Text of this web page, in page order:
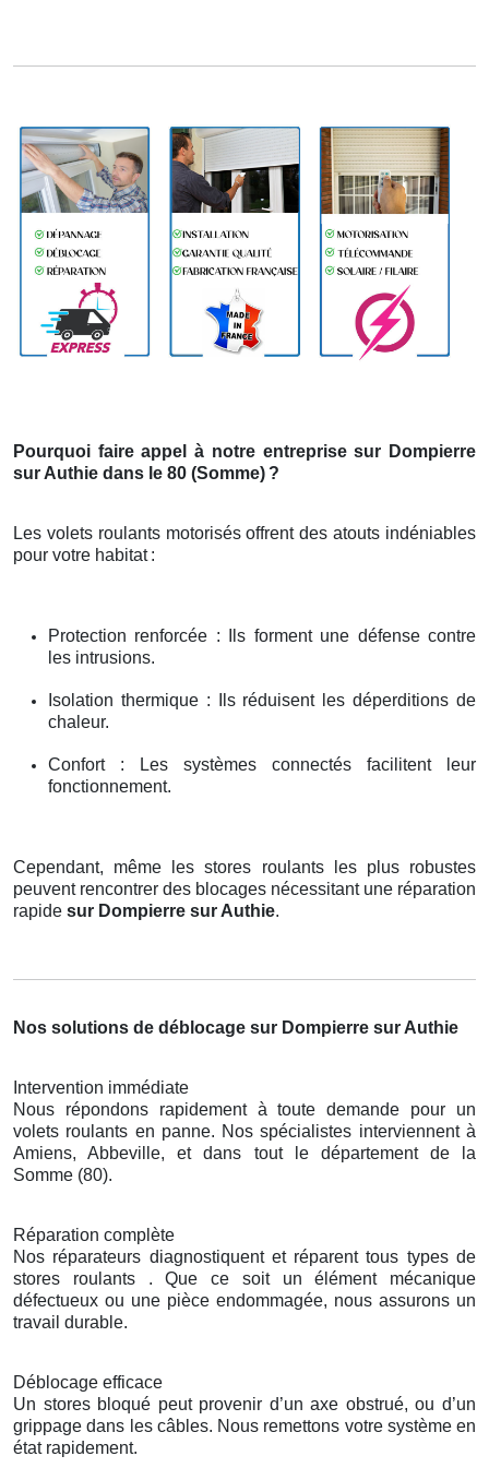
Pourquoi faire appel à notre entreprise sur Dompierre
sur Authie dans le 80 (Somme) ?
Les volets roulants motorisés offrent des atouts indéniables
pour votre habitat :
Protection renforcée : Ils forment une défense contre
les intrusions.
Isolation thermique : Ils réduisent les déperditions de
chaleur.
Confort : Les systèmes connectés facilitent leur
fonctionnement.
Cependant, même les stores roulants les plus robustes
peuvent rencontrer des blocages nécessitant une réparation
rapide sur Dompierre sur Authie.
Nos solutions de déblocage sur Dompierre sur Authie
Intervention immédiate
Nous répondons rapidement à toute demande pour un
volets roulants en panne. Nos spécialistes interviennent à
Amiens, Abbeville, et dans tout le département de la
Somme (80).
Réparation complète
Nos réparateurs diagnostiquent et réparent tous types de
stores roulants . Que ce soit un élément mécanique
défectueux ou une pièce endommagée, nous assurons un
travail durable.
Déblocage efficace
Un stores bloqué peut provenir d’un axe obstrué, ou d’un
grippage dans les câbles. Nous remettons votre système en
état rapidement.